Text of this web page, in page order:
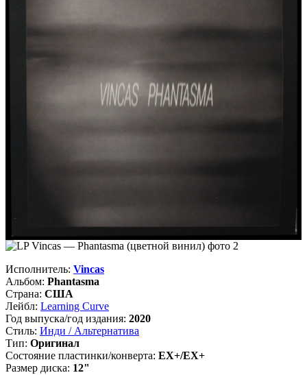
Исполнитель: Vincas
Альбом: Phantasma
Страна: США
Лейбл: Learning Curve
Год выпуска/год издания: 2020
Стиль: Инди / Альтернатива
Тип: Оригинал
Состояние пластинки/конверта: EX+/EX+
Размер диска: 12"